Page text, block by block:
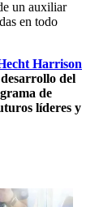
un auxiliar
en todo
Harrison
del
de
líderes y